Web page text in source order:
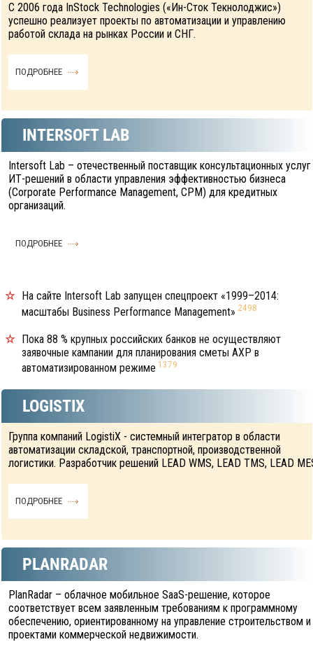
С 2006 года InStock Technologies («Ин-Сток Текнолоджис»)
успешно реализует проекты по автоматизации и управлению
работой склада на рынках России и СНГ.
ПОДРОБНЕЕ
INTERSOFT LAB
Intersoft Lab – отечественный поставщик консультационных услуг
ИТ-решений в области управления эффективностью бизнеса
(Corporate Performance Management, CPM) для кредитных
организаций.
ПОДРОБНЕЕ
На сайте Intersoft Lab запущен спецпроект «1999–2014:
масштабы Business Рerformance Management» 2498
Пока 88 % крупных российских банков не осуществляют
заявочные кампании для планирования сметы АХР в
автоматизированном режиме 1379
LOGISTIX
Группа компаний LogistiX - системный интегратор в области
автоматизации складской, транспортной, производственной
логистики. Разработчик решений LEAD WMS, LEAD TMS, LEAD
ПОДРОБНЕЕ
PLANRADAR
PlanRadar – облачное мобильное SaaS-решение, которое
соответствует всем заявленным требованиям к программному
обеспечению, ориентированному на управление строительством и
проектами коммерческой недвижимости.